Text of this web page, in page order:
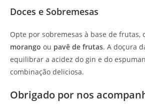
Doces e Sobremesas
Opte por sobremesas à base de frutas,
morango ou pavê de frutas. A doçura
equilibrar a acidez do gin e do
combinação deliciosa.
Obrigado por nos